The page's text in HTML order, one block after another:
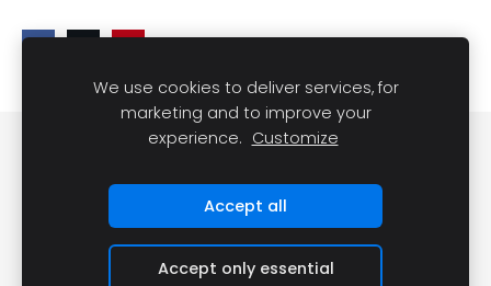
Slapukai
We use cookies to deliver services, for
marketing and to improve your
experience. Customize
Accept all
Accept only essential